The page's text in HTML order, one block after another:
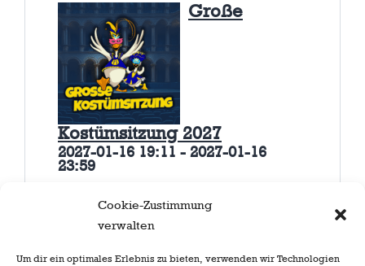
Cookie-Zustimmung
verwalten
Um dir ein optimales Erlebnis zu bieten, verwenden wir Technologien
Große
Kostümsitzung 2027
2027-01-16 19:11 - 2027-01-16
23:59
16.01.2027werden wir mit
unsererGroßen Kostümsitzung
abermals den Düsseldorf-Saal